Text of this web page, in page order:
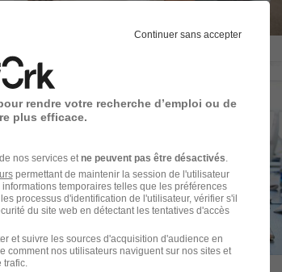
Continuer sans accepter
rendre votre recherche d’emploi ou de
plus efficace.
nos services et ne peuvent pas être désactivés
permettant de maintenir la session de l'utilisateur
temporaires telles que les préférences
processus d'identification de l'utilisateur, vérifier s'il
du site web en détectant les tentatives d'accès
et suivre les sources d'acquisition d'audience en
nos utilisateurs naviguent sur nos sites et